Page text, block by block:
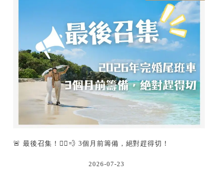
🚨 最後召集！🏃‍♂️💨 3個月前籌備，絕對趕得切！
2026-07-23